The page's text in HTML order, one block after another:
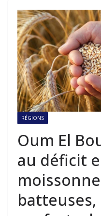
RÉGIONS
Oum El
au déficit